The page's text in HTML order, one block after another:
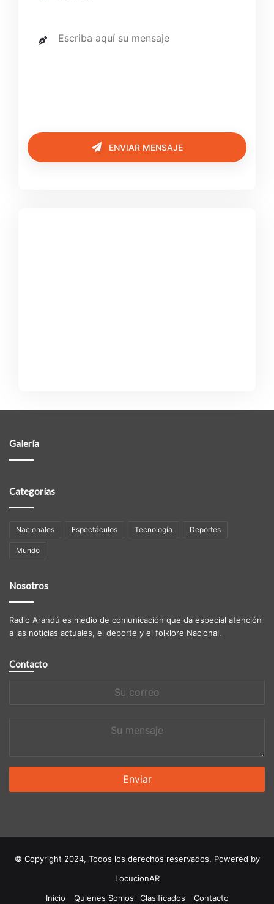
ENVIAR MENSAJE
Galería
Categorías
Nacionales Espectáculos Tecnologí­a Deportes
Mundo
Nosotros
Radio Arandú es medio de comunicación que da especial atención
a las noticias actuales, el deporte y el folklore Nacional.
Contacto
© Copyright 2024, Todos los derechos reservados. Powered by
LocucionAR
Inicio
Quienes Somos Clasificados Contacto